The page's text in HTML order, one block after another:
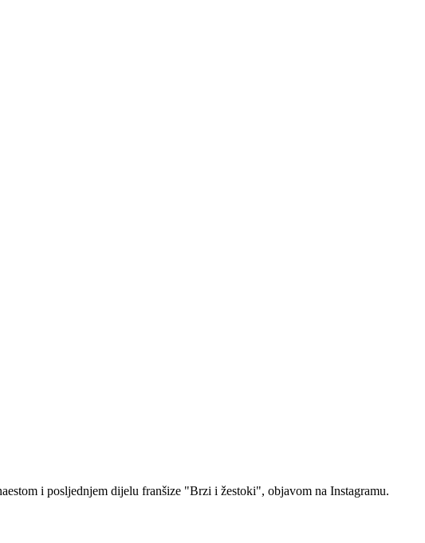
i posljednjem dijelu franšize "Brzi i žestoki", objavom na Instagramu.